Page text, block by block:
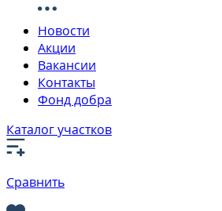
Новости
Акции
Вакансии
Контакты
Фонд добра
Каталог участков
Сравнить